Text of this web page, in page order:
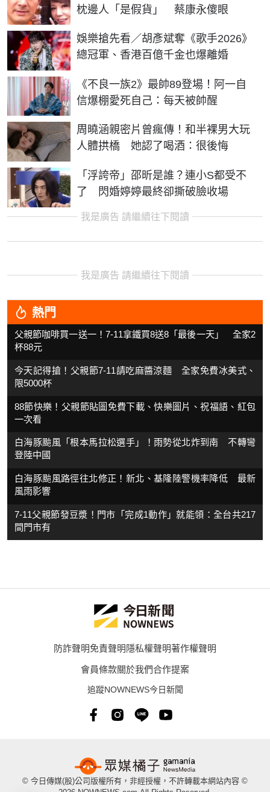
枕邊人「是假貨」 蔡康永傻眼
娛樂搶先看／胡彥斌奪《歌手2026》
總冠軍、香港百億千金也爆離婚
《不良一族2》最帥89登場！阿一自
信爆棚愛死自己：每天被帥醒
周曉涵親密片曾瘋傳！和半裸男大玩
人體拱橋 她認了喝酒：很後悔
「浮誇帝」邵昕是誰？連小S都受不
了 閃婚婷婷最終卻撕破臉收場
我是廣告 請繼續往下閱讀
我是廣告 請繼續往下閱讀
熱門
父親節咖啡買一送一！7-11拿鐵買8送8「最後一天」 全家2
杯88元
今天記得搶！父親節7-11請吃麻醬涼麵 全家免費冰美式、
限5000杯
88節快樂！父親節貼圖免費下載、快樂圖片、祝福語、紅包
一次看
白海豚颱風「根本馬拉松選手」！雨勢從北炸到南 不轉彎
登陸中國
白海豚颱風路徑往北修正！新北、基隆陸警機率降低 最新
風雨影響
7-11父親節發豆漿！門市「完成1動作」就能領：全台共217
間門市有
防詐聲明免責聲明隱私權聲明著作權聲明
會員條款關於我們合作提案
追蹤NOWNEWS今日新聞
© 今日傳媒(股)公司版權所有，非經授權，不許轉載本網站內容 ©